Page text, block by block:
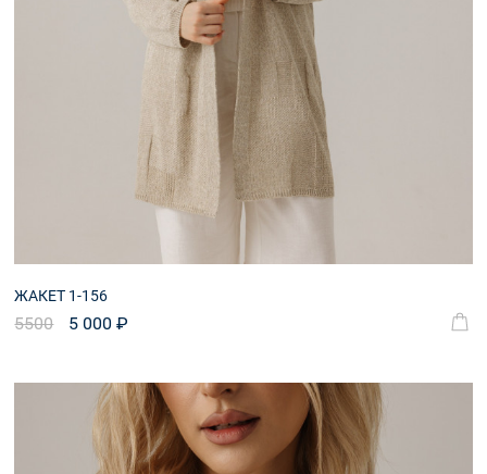
ЖАКЕТ 1-156
5500 5 000 ₽